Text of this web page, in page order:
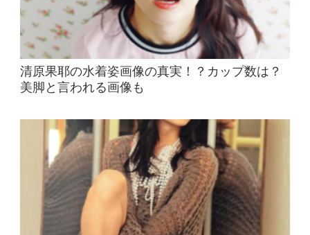
清原果耶の水着姿画像の真実！？カップ数は？
美脚と言われる画像も